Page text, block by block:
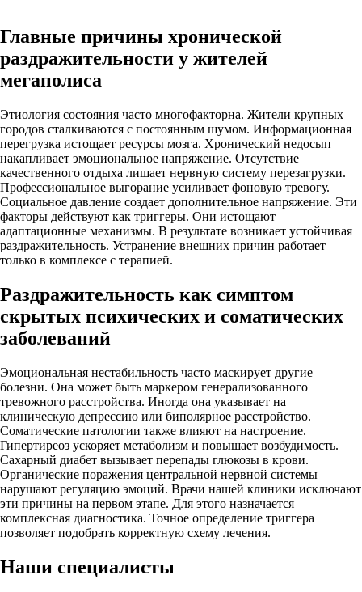
Главные причины хронической
раздражительности у жителей
мегаполиса
Этиология состояния часто многофакторна. Жители крупных
городов сталкиваются с постоянным шумом. Информационная
перегрузка истощает ресурсы мозга. Хронический недосып
накапливает эмоциональное напряжение. Отсутствие
качественного отдыха лишает нервную систему перезагрузки.
Профессиональное выгорание усиливает фоновую тревогу.
Социальное давление создает дополнительное напряжение. Эти
факторы действуют как триггеры. Они истощают
адаптационные механизмы. В результате возникает устойчивая
раздражительность. Устранение внешних причин работает
только в комплексе с терапией.
Раздражительность как симптом
скрытых психических и соматических
заболеваний
Эмоциональная нестабильность часто маскирует другие
болезни. Она может быть маркером генерализованного
тревожного расстройства. Иногда она указывает на
клиническую депрессию или биполярное расстройство.
Соматические патологии также влияют на настроение.
Гипертиреоз ускоряет метаболизм и повышает возбудимость.
Сахарный диабет вызывает перепады глюкозы в крови.
Органические поражения центральной нервной системы
нарушают регуляцию эмоций. Врачи нашей клиники исключают
эти причины на первом этапе. Для этого назначается
комплексная диагностика. Точное определение триггера
позволяет подобрать корректную схему лечения.
Наши специалисты